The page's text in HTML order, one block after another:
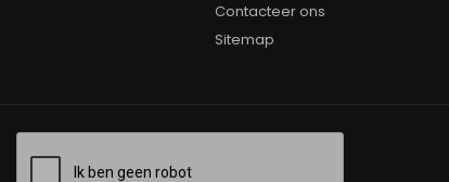
Contacteer ons
Sitemap